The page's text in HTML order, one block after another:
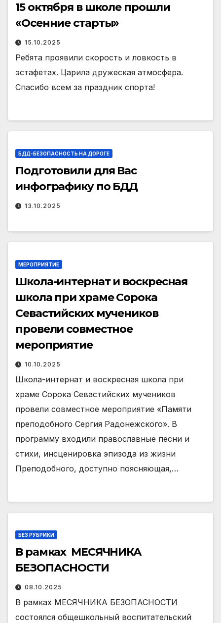
15 октября в школе прошли
«Осенние старты»
15.10.2025
Ребята проявили скорость и ловкость в
эстафетах. Царила дружеская атмосфера.
Спасибо всем за праздник спорта!
БДД-БЕЗОПАСНОСТЬ НА ДОРОГЕ
Подготовили для Вас
инфографику по БДД
13.10.2025
МЕРОПРИЯТИЕ
Школа-интернат и воскресная
школа при храме Сорока
Севастийских мучеников
провели совместное
мероприятие
10.10.2025
Школа-интернат и воскресная школа при
храме Сорока Севастийских мучеников
провели совместное мероприятие «Памяти
преподобного Сергия Радонежского». В
программу входили православные песни и
стихи, инсценировка эпизода из жизни
Преподобного, доступно поясняющая,…
БЕЗ РУБРИКИ
В рамках МЕСЯЧНИКА
БЕЗОПАСНОСТИ
08.10.2025
В рамках МЕСЯЧНИКА БЕЗОПАСНОСТИ
состоялся общешкольный воспитательский